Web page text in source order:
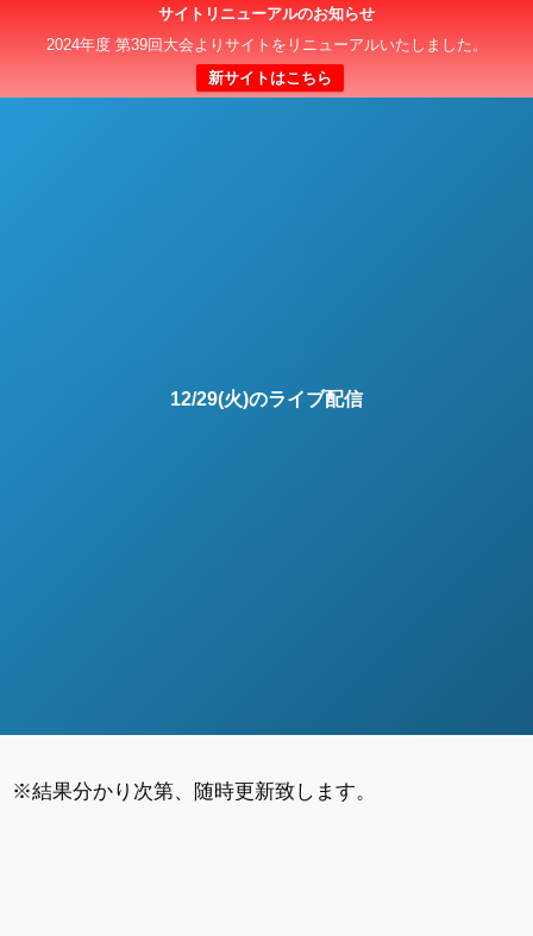
サイトリニューアルのお知らせ
2024年度 第39回大会よりサイトをリニューアルいたしました。
新サイトはこちら
日本クラブユースサッカー選手権（U-15）大会
12/29(火)のライブ配信
※結果分かり次第、随時更新致します。